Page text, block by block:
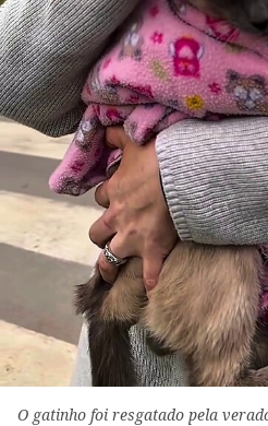
O gatinho foi resgatado pela